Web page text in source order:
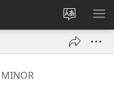
Změnit
jazyk
stránek
MINOR